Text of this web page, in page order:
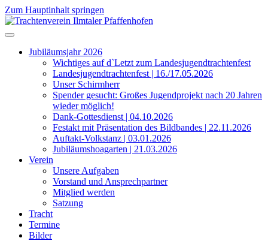
Zum Hauptinhalt springen
Jubiläumsjahr 2026
Wichtiges auf d`Letzt zum Landesjugendtrachtenfest
Landesjugendtrachtenfest | 16./17.05.2026
Unser Schirmherr
Spender gesucht: Großes Jugendprojekt nach 20 Jahren
wieder möglich!
Dank-Gottesdienst | 04.10.2026
Festakt mit Präsentation des Bildbandes | 22.11.2026
Auftakt-Volkstanz | 03.01.2026
Jubiläumshoagarten | 21.03.2026
Verein
Unsere Aufgaben
Vorstand und Ansprechpartner
Mitglied werden
Satzung
Tracht
Termine
Bilder